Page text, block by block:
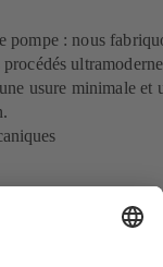
pompe : nous
usure minimale et